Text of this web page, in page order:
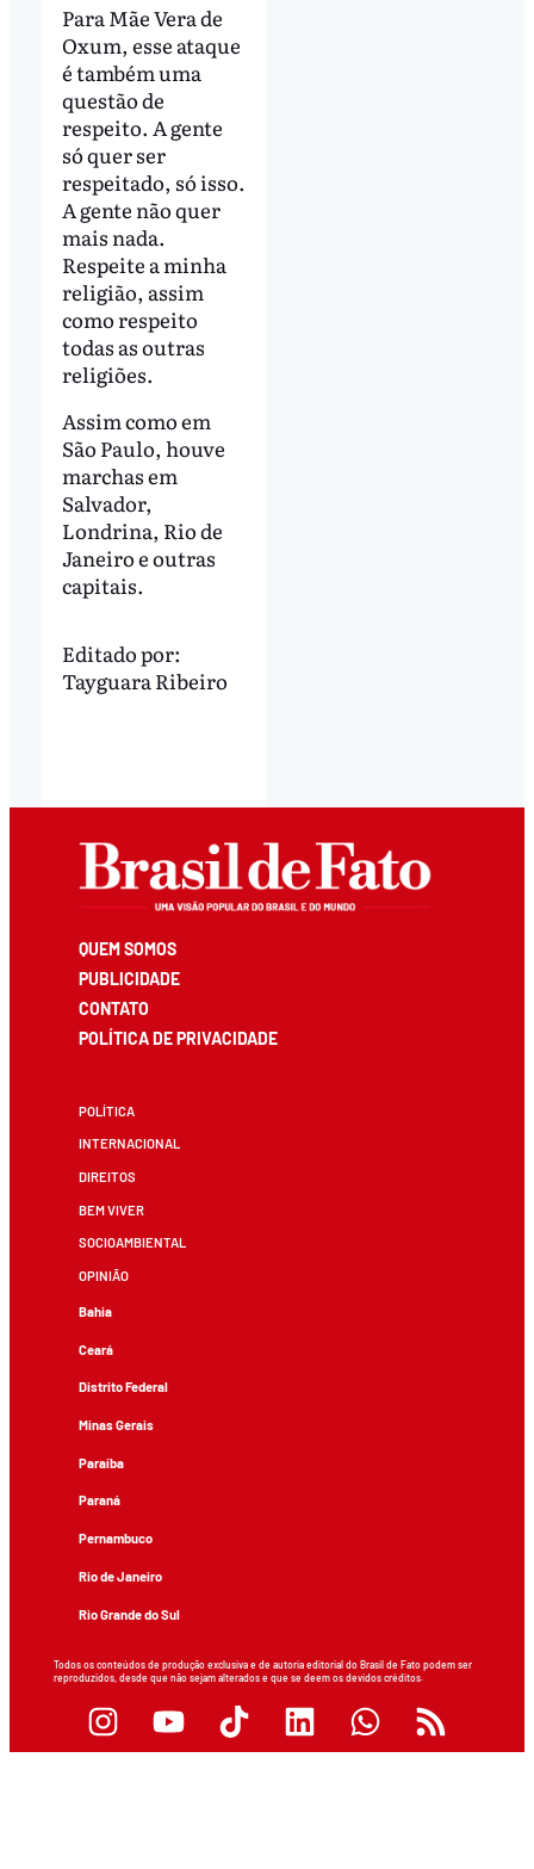
Para Mãe Vera de
Oxum, esse ataque
é também uma
questão de
respeito. A gente
só quer ser
respeitado, só isso.
A gente não quer
mais nada.
Respeite a minha
religião, assim
como respeito
todas as outras
religiões.
Assim como em
São Paulo, houve
marchas em
Salvador,
Londrina, Rio de
Janeiro e outras
capitais.
Editado por:
Tayguara Ribeiro
QUEM SOMOS
PUBLICIDADE
CONTATO
POLÍTICA DE PRIVACIDADE
POLÍTICA
INTERNACIONAL
DIREITOS
BEM VIVER
SOCIOAMBIENTAL
OPINIÃO
Bahia
Ceará
Distrito Federal
Minas Gerais
Paraíba
Paraná
Pernambuco
Rio de Janeiro
Rio Grande do Sul
Todos os conteúdos de produção exclusiva e de autoria editorial do Brasil de Fato podem ser
reproduzidos, desde que não sejam alterados e que se deem os devidos créditos.